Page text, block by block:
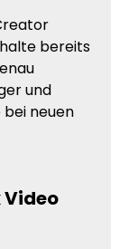
bereits
und
neuen